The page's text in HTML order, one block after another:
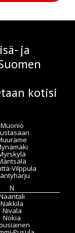
ja
kotisi
Muonio
Vilppula
N
Nakkila
Nivala
Nokia